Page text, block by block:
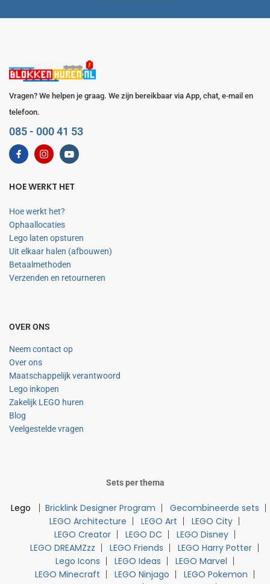
Vragen? We helpen je graag. We zijn bereikbaar via App, chat, e-mail en
telefoon.
085 - 000 41 53
HOE WERKT HET
Hoe werkt het?
Ophaallocaties
Lego laten opsturen
Uit elkaar halen (afbouwen)
Betaalmethoden
Verzenden en retourneren
OVER ONS
Neem contact op
Over ons
Maatschappelijk verantwoord
Lego inkopen
Zakelijk LEGO huren
Blog
Veelgestelde vragen
Sets per thema
Lego Bricklink Designer Program
Gecombineerde sets
LEGO Architecture
LEGO Art
LEGO City
LEGO Creator
LEGO DC
LEGO Disney
LEGO DREAMZzz
LEGO Friends
LEGO Harry Potter
Lego Icons
LEGO Ideas
LEGO Marvel
LEGO Minecraft
LEGO Ninjago
LEGO Pokemon